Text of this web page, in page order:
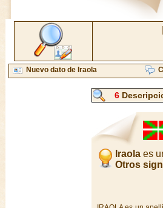
Nuevo dato de Iraola
6
Iraolaes
Otros